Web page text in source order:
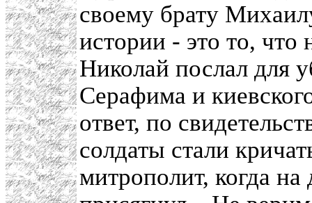
своему брату
истории - это то, что
Николай послал для
Серафима и
ответ, по
солдаты стали
митрополит, когда